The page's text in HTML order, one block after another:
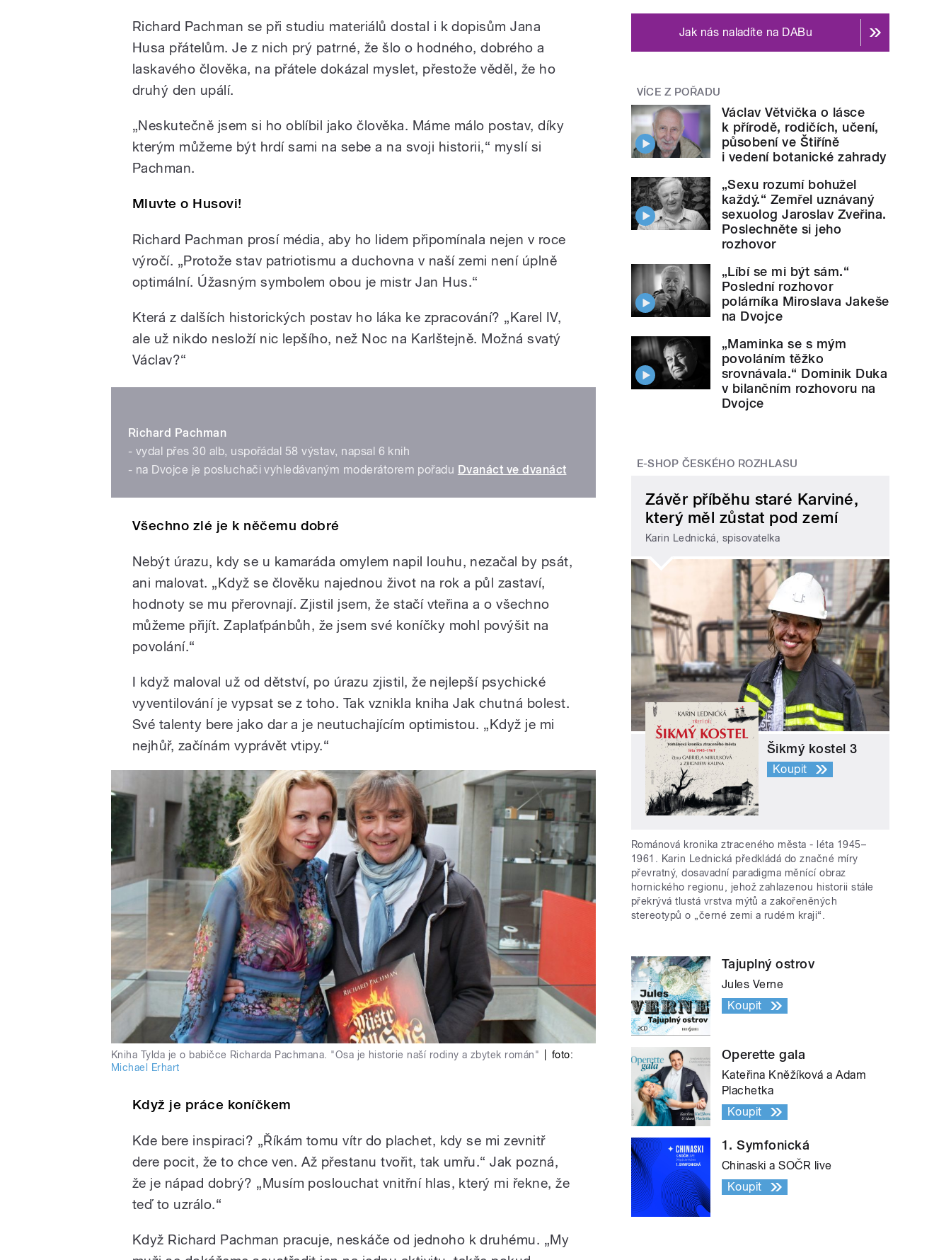
Richard Pachman se při studiu materiálů dostal i k dopisům Jana
Husa přátelům. Je z nich prý patrné, že šlo o hodného, dobrého a
laskavého člověka, na přátele dokázal myslet, přestože věděl, že ho
druhý den upálí.
„Neskutečně jsem si ho oblíbil jako člověka. Máme málo postav, díky
kterým můžeme být hrdí sami na sebe a na svoji historii,“ myslí si
Pachman.
Mluvte o Husovi!
Richard Pachman prosí média, aby ho lidem připomínala nejen v roce
výročí. „Protože stav patriotismu a duchovna v naší zemi není úplně
optimální. Úžasným symbolem obou je mistr Jan Hus.“
Která z dalších historických postav ho láka ke zpracování? „Karel IV,
ale už nikdo nesloží nic lepšího, než Noc na Karlštejně. Možná svatý
Václav?“
Richard Pachman
- vydal přes 30 alb, uspořádal 58 výstav, napsal 6 knih
- na Dvojce je posluchači vyhledávaným moderátorem pořadu Dvanáct ve dvanáct
Všechno zlé je k něčemu dobré
Nebýt úrazu, kdy se u kamaráda omylem napil louhu, nezačal by psát,
ani malovat. „Když se člověku najednou život na rok a půl zastaví,
hodnoty se mu přerovnají. Zjistil jsem, že stačí vteřina a o všechno
můžeme přijít. Zaplaťpánbůh, že jsem své koníčky mohl povýšit na
povolání.“
I když maloval už od dětství, po úrazu zjistil, že nejlepší psychické
vyventilování je vypsat se z toho. Tak vznikla kniha Jak chutná bolest.
Své talenty bere jako dar a je neutuchajícím optimistou. „Když je mi
nejhůř, začínám vyprávět vtipy.“
Kniha Tylda je o babičce Richarda Pachmana. "Osa je historie naší rodiny a zbytek román"
foto:
Michael Erhart
Když je práce koníčkem
Kde bere inspiraci? „Říkám tomu vítr do plachet, kdy se mi zevnitř
dere pocit, že to chce ven. Až přestanu tvořit, tak umřu.“ Jak pozná,
že je nápad dobrý? „Musím poslouchat vnitřní hlas, který mi řekne, že
teď to uzrálo.“
Když Richard Pachman pracuje, neskáče od jednoho k druhému. „My
Jak nás naladíte na DABu
VÍCE Z POŘADU
Václav Větvička o lásce
k přírodě, rodičích, učení,
působení ve Štiříně
i vedení botanické zahrady
„Sexu rozumí bohužel
každý.“ Zemřel uznávaný
sexuolog Jaroslav Zveřina.
Poslechněte si jeho
rozhovor
„Líbí se mi být sám.“
Poslední rozhovor
polárníka Miroslava Jakeše
na Dvojce
„Maminka se s mým
povoláním těžko
srovnávala.“ Dominik Duka
v bilančním rozhovoru na
Dvojce
E-SHOP ČESKÉHO ROZHLASU
Závěr příběhu staré Karviné,
který měl zůstat pod zemí
Karin Lednická, spisovatelka
Šikmý kostel 3
Koupit
Románová kronika ztraceného města - léta 1945–
1961. Karin Lednická předkládá do značné míry
převratný, dosavadní paradigma měnící obraz
hornického regionu, jehož zahlazenou historii stále
překrývá tlustá vrstva mýtů a zakořeněných
stereotypů o „černé zemi a rudém kraji“.
Tajuplný ostrov
Jules Verne
Koupit
Operette gala
Kateřina Kněžíková a Adam
Plachetka
Koupit
1. Symfonická
Chinaski a SOČR live
Koupit